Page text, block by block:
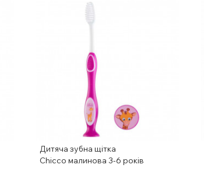
Дитяча зубна щітка
Chicco малинова 3-6 років